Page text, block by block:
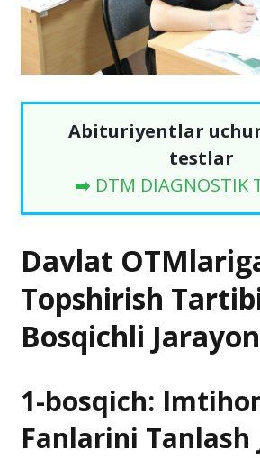
Abituriyentlar
testlar
➡️ DTM DIAGNOSTIK
Davlat
Topshirish
Bosqichli
1-bosqich:
Fanlarini Tanlash